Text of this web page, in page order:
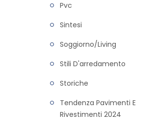
Pvc
Sintesi
Soggiorno/living
Stili D'arredamento
Storiche
Tendenza Pavimenti E
Rivestimenti 2024